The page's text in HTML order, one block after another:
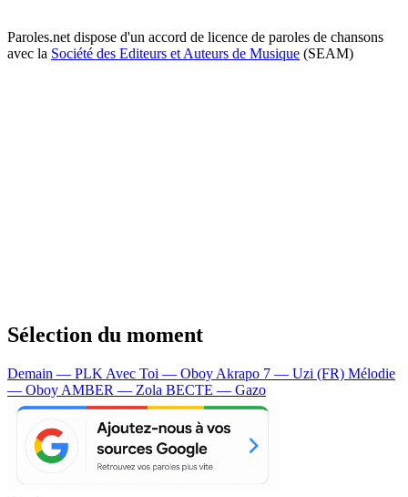
Paroles.net dispose d'un accord de licence de paroles de chansons
avec la Société des Editeurs et Auteurs de Musique (SEAM)
Sélection du moment
Demain — PLK Avec Toi — Oboy Akrapo 7 — Uzi (FR) Mélodie
— Oboy AMBER — Zola BECTE — Gazo